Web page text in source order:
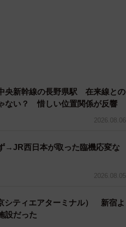
央新幹線の長野県駅 在来線との
ない？ 惜しい位置関係が反響
2026.08.06
→JR西日本が取った臨機応変な
2026.08.05
シティエアターミナル） 新宿よ
設だった